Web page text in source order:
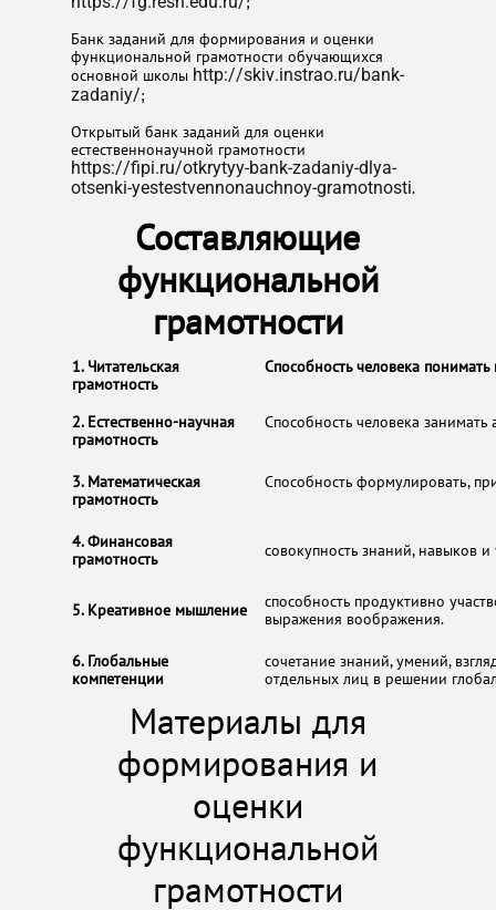
Банк заданий для формирования и оценки
функциональной грамотности обучающихся
основной школы http://skiv.instrao.ru/bank-
zadaniy/;
Открытый банк заданий для оценки
естественнонаучной грамотности
https://fipi.ru/otkrytyy-bank-zadaniy-dlya-
otsenki-yestestvennonauchnoy-gramotnosti.
Составляющие
функциональной
грамотности
​​1. Читательская
грамотность
Способность человека
​2. Естественно-научная
грамотность​
​Способность человека
​3. Математическая
грамотность​
​Способность формулировать,
​4. Финансовая
грамотность​
​совокупность знаний, навыков
​5. Креативное мышление
​способность продуктивно
выражения воображения.
​6. Глобальные
компетенции
​сочетание знаний, умений,
отдельных лиц в решении
Материалы для
формирования и
оценки
функциональной
грамотности